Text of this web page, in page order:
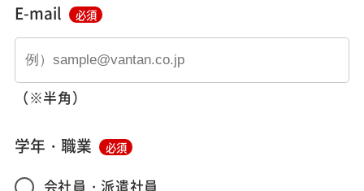
E-mail 必須
（※半角）
学年・職業 必須
会社員・派遣社員